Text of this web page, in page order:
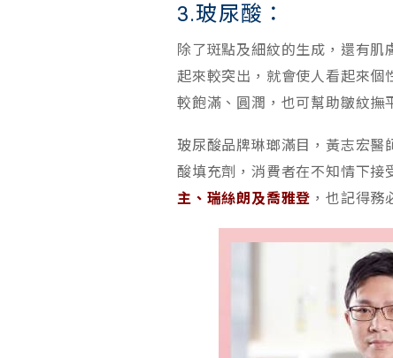
3.玻尿酸：
除了斑點及細紋的生成，還有
起來較突出，就會使人看起來個
較飽滿、圓潤，也可幫助皺紋撫
玻尿酸品牌琳瑯滿目，黃志宏
酸填充劑，消費者在不知情下接
主、瑞絲朗及喬雅登 ，也記得務